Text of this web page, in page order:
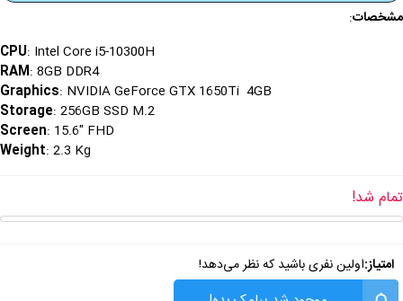
مشخصات:
CPU: Intel Core i5-10300H
RAM: 8GB DDR4
Graphics: NVIDIA GeForce GTX 1650Ti 4GB
Storage: 256GB SSD M.2
Screen: 15.6" FHD
Weight: 2.3 Kg
تمام شد!
امتیاز:اولین نفری باشید که نظر می‌دهد!